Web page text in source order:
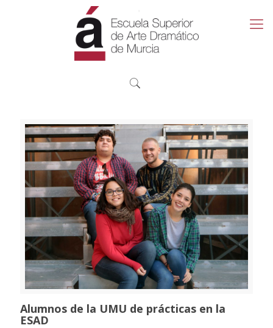
Alumnos de la UMU de prácticas en la
ESAD